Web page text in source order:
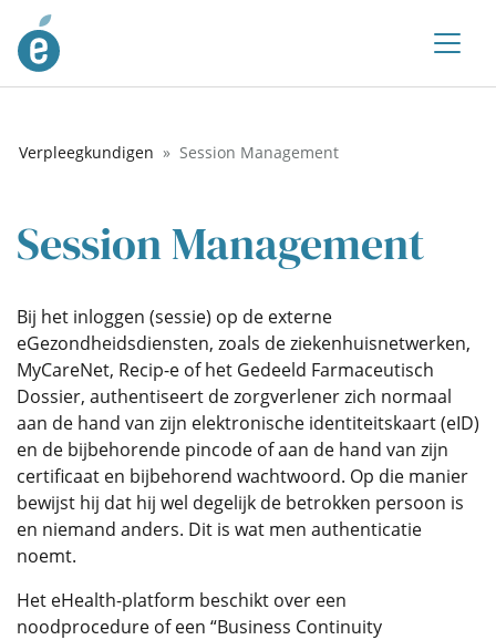
Verpleegkundigen Session Management
Session Management
Bij het inloggen (sessie) op de externe
eGezondheidsdiensten, zoals de ziekenhuisnetwerken,
MyCareNet, Recip-e of het Gedeeld Farmaceutisch
Dossier, authentiseert de zorgverlener zich normaal
aan de hand van zijn elektronische identiteitskaart (eID)
en de bijbehorende pincode of aan de hand van zijn
certificaat en bijbehorend wachtwoord. Op die manier
bewijst hij dat hij wel degelijk de betrokken persoon is
en niemand anders. Dit is wat men authenticatie
noemt.
Het eHealth-platform beschikt over een
noodprocedure of een “Business Continuity